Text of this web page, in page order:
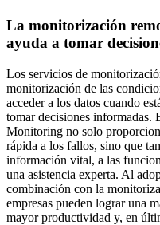
La monitorización
ayuda a tomar
Los servicios de
monitorización de las
acceder a los datos cuando
tomar decisiones
Monitoring no solo
rápida a los fallos, sino que
información vital, a las
una asistencia experta. Al
combinación con la
empresas pueden lograr una
mayor productividad y, en